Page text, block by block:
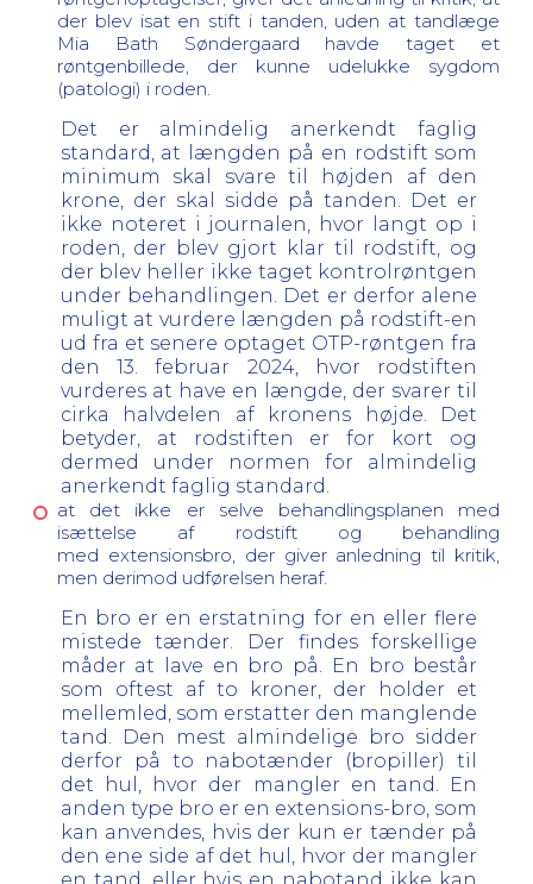
der blev isat en stift i tanden, uden at tandlæge
Mia Bath Søndergaard havde taget et
røntgenbillede, der kunne udelukke sygdom
(patologi) i roden.
Det er almindelig anerkendt faglig
standard, at længden på en rodstift som
minimum skal svare til højden af den
krone, der skal sidde på tanden. Det er
ikke noteret i journalen, hvor langt op i
roden, der blev gjort klar til rodstift, og
der blev heller ikke taget kontrolrøntgen
under behandlingen. Det er derfor alene
muligt at vurdere længden på rodstift-en
ud fra et senere optaget OTP-røntgen fra
den 13. februar 2024, hvor rodstiften
vurderes at have en længde, der svarer til
cirka halvdelen af kronens højde. Det
betyder, at rodstiften er for kort og
dermed under normen for almindelig
anerkendt faglig standard.
at det ikke er selve behandlingsplanen med
isættelse af rodstift og behandling
med extensionsbro, der giver anledning til kritik,
men derimod udførelsen heraf.
En bro er en erstatning for en eller flere
mistede tænder.
Der findes forskellige
måder at lave en bro på. En bro består
som oftest af to kroner, der holder et
mellemled, som erstatter den manglende
tand. Den mest almindelige bro sidder
derfor på to nabotænder (bropiller) til
det hul, hvor der mangler en tand. En
anden type bro er en extensions-bro, som
kan anvendes, hvis der kun er tænder på
den ene side af det hul, hvor der mangler